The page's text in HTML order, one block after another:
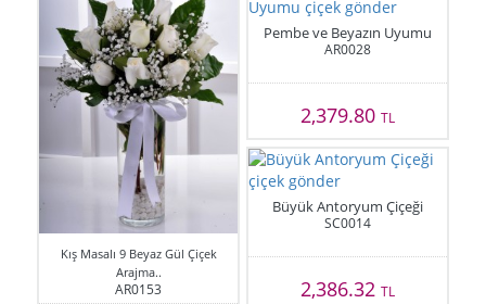
Kış Masalı 9 Beyaz Gül Çiçek
Arajma..
AR0153
Pembe ve Beyazın Uyumu
AR0028
2,379.80 TL
Büyük Antoryum Çiçeği
SC0014
2,386.32 TL